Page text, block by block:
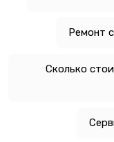
Ремонт
Сколько